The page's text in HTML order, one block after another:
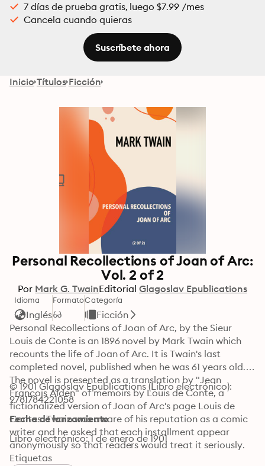
7 días de prueba gratis, luego $7.99 /mes
Cancela cuando quieras
Suscríbete ahora
Inicio Títulos Ficción
Personal Recollections of Joan of Arc:
Vol. 2 of 2
Por Mark G. TwainEditorial Glagoslav Epublications
Idioma
Inglés
FormatoCategoría
Ficción
Personal Recollections of Joan of Arc, by the Sieur
Louis de Conte is an 1896 novel by Mark Twain which
recounts the life of Joan of Arc. It is Twain's last
completed novel, published when he was 61 years old.
The novel is presented as a translation by "Jean
Francois Alden" of memoirs by Louis de Conte, a
fictionalized version of Joan of Arc's page Louis de
Contes. Twain was aware of his reputation as a comic
writer and he asked that each installment appear
anonymously so that readers would treat it seriously.
Regardless, his authorship soon became known, and
© 1901 Glagoslav Epublications (Libro electrónico):
9781784221058
Fecha de lanzamiento
Libro electrónico: 1 de enero de 1901
Etiquetas